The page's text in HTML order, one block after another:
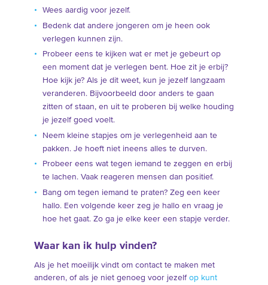
Wees aardig voor jezelf.
Bedenk dat andere jongeren om je heen ook
verlegen kunnen zijn.
Probeer eens te kijken wat er met je gebeurt op
een moment dat je verlegen bent. Hoe zit je erbij?
Hoe kijk je? Als je dit weet, kun je jezelf langzaam
veranderen. Bijvoorbeeld door anders te gaan
zitten of staan, en uit te proberen bij welke houding
je jezelf goed voelt.
Neem kleine stapjes om je verlegenheid aan te
pakken. Je hoeft niet ineens alles te durven.
Probeer eens wat tegen iemand te zeggen en erbij
te lachen. Vaak reageren mensen dan positief.
Bang om tegen iemand te praten? Zeg een keer
hallo. Een volgende keer zeg je hallo en vraag je
hoe het gaat. Zo ga je elke keer een stapje verder.
Waar kan ik hulp vinden?
Als je het moeilijk vindt om contact te maken met
anderen, of als je niet genoeg voor jezelf op kunt